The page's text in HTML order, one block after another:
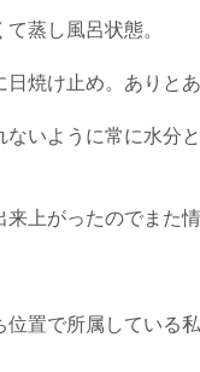
蒸し風呂状態。
焼け止め。ありと
いように常に水分
来上がったのでまた
位置で所属している